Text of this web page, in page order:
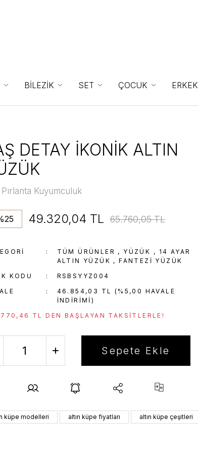
BİLEZİK SET ÇOCUK ERKEK
DETAY İKONİK ALTIN
Pırlanta Kuyumculuk
49.320,04 TL 65.760,05 TL
TÜM ÜRÜNLER , YÜZÜK , 14 AYAR
ALTIN YÜZÜK ,FANTEZI YÜZÜK
KODU
RSBSYYZ004
46.854,03 TL (%5,00 HAVALE
INDIRIMI)
TL DEN BAŞLAYAN TAKSITLERLE!
Sepete Ekle
küpe modelleri altın küpe fiyatları altın küpe çeşitleri